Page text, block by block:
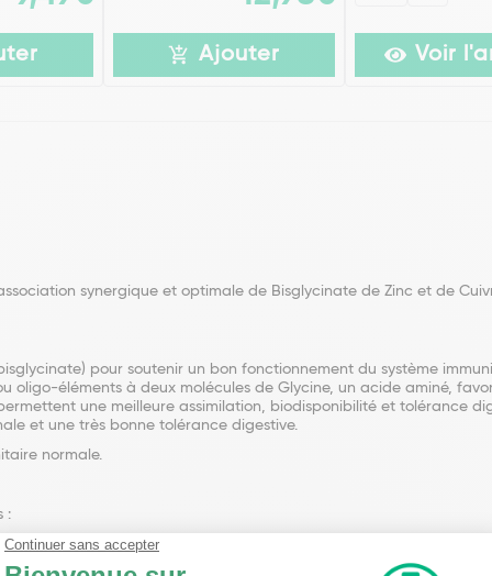
Ajouter Voir
synergique et optimale de Bisglycinate de Zinc et de
pour soutenir un bon fonctionnement du système
oligo-éléments à deux molécules de Glycine, un acide aminé,
une meilleure assimilation, biodisponibilité et tolérance
et une très bonne tolérance digestive.
normale.
: